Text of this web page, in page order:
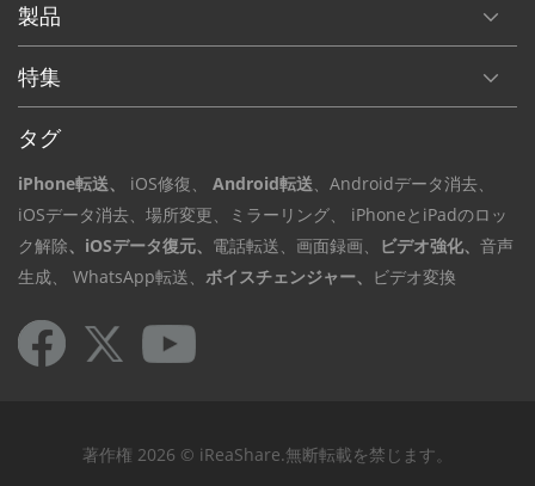
製品
特集
タグ
iPhone転送、 iOS修復、 Android転送、Androidデータ消去、
iOSデータ消去、場所変更、ミラーリング、
iPhoneとiPadのロッ
ク解除、iOSデータ復元、 電話転送、 画面録画、 ビデオ強化、 音声
生成、
WhatsApp転送、 ボイスチェンジャー、 ビデオ変換
著作権 2026 © iReaShare.無断転載を禁じます。